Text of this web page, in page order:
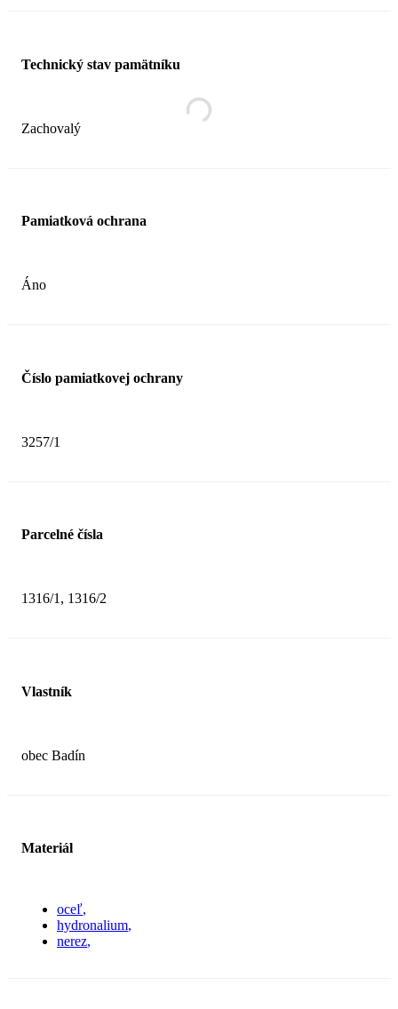
Technický stav pamätníku
Zachovalý
Pamiatková ochrana
Áno
Číslo pamiatkovej ochrany
3257/1
Parcelné čísla
1316/1, 1316/2
Vlastník
obec Badín
Materiál
oceľ
hydronalium
nerez